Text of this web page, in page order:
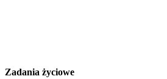
Zadania życiowe